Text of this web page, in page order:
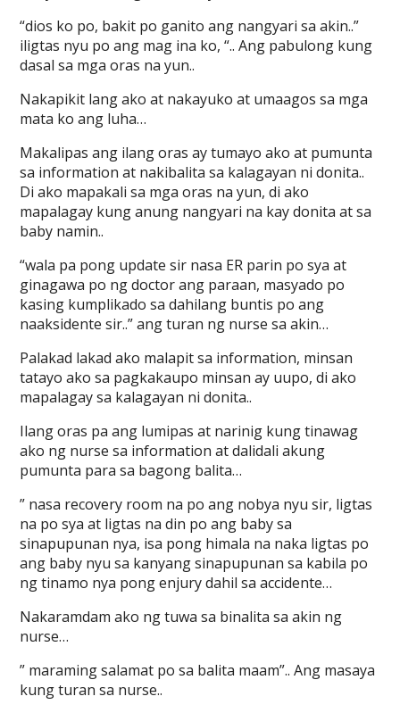
“dios ko po, bakit po ganito ang nangyari sa akin..”
iligtas nyu po ang mag ina ko, “.. Ang pabulong kung
dasal sa mga oras na yun..
Nakapikit lang ako at nakayuko at umaagos sa mga
mata ko ang luha…
Makalipas ang ilang oras ay tumayo ako at pumunta
sa information at nakibalita sa kalagayan ni donita..
Di ako mapakali sa mga oras na yun, di ako
mapalagay kung anung nangyari na kay donita at sa
baby namin..
“wala pa pong update sir nasa ER parin po sya at
ginagawa po ng doctor ang paraan, masyado po
kasing kumplikado sa dahilang buntis po ang
naaksidente sir..” ang turan ng nurse sa akin…
Palakad lakad ako malapit sa information, minsan
tatayo ako sa pagkakaupo minsan ay uupo, di ako
mapalagay sa kalagayan ni donita..
Ilang oras pa ang lumipas at narinig kung tinawag
ako ng nurse sa information at dalidali akung
pumunta para sa bagong balita…
” nasa recovery room na po ang nobya nyu sir, ligtas
na po sya at ligtas na din po ang baby sa
sinapupunan nya, isa pong himala na naka ligtas po
ang baby nyu sa kanyang sinapupunan sa kabila po
ng tinamo nya pong enjury dahil sa accidente…
Nakaramdam ako ng tuwa sa binalita sa akin ng
nurse…
” maraming salamat po sa balita maam”.. Ang masaya
kung turan sa nurse..